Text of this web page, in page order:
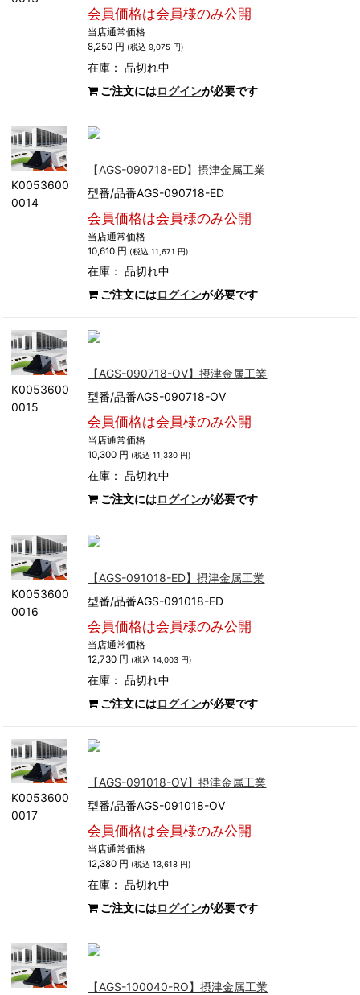
会員価格は会員様のみ公開
当店通常価格
8,250 円 (税込 9,075 円)
在庫：品切れ中
ご注文にはログインが必要です
K0053600
0014
【AGS-090718-ED】摂津金属工業
型番/品番AGS-090718-ED
会員価格は会員様のみ公開
当店通常価格
10,610 円 (税込 11,671 円)
在庫：品切れ中
ご注文にはログインが必要です
K0053600
0015
【AGS-090718-OV】摂津金属工業
型番/品番AGS-090718-OV
会員価格は会員様のみ公開
当店通常価格
10,300 円 (税込 11,330 円)
在庫：品切れ中
ご注文にはログインが必要です
K0053600
0016
【AGS-091018-ED】摂津金属工業
型番/品番AGS-091018-ED
会員価格は会員様のみ公開
当店通常価格
12,730 円 (税込 14,003 円)
在庫：品切れ中
ご注文にはログインが必要です
K0053600
0017
【AGS-091018-OV】摂津金属工業
型番/品番AGS-091018-OV
会員価格は会員様のみ公開
当店通常価格
12,380 円 (税込 13,618 円)
在庫：品切れ中
ご注文にはログインが必要です
【AGS-100040-RO】摂津金属工業